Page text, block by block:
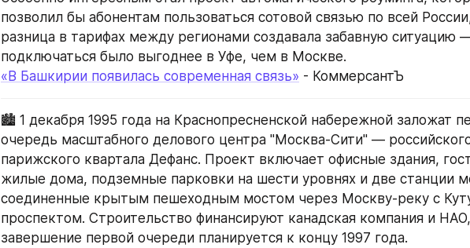
позволил бы абонентам пользоваться сотовой связью по всей
разница в тарифах между регионами создавала забавную ситуацию
подключаться было выгоднее в Уфе, чем в Москве.
«В Башкирии появилась современная связь» - КоммерсантЪ
🏙️ 1 декабря 1995 года на Краснопресненской набережной заложат
очередь масштабного делового центра "Москва-Сити" —
парижского квартала Дефанс. Проект включает офисные здания,
жилые дома, подземные парковки на шести уровнях и две станции
соединенные крытым пешеходным мостом через Москву-реку с
проспектом. Строительство финансируют канадская компания и
завершение первой очереди планируется к концу 1997 года.